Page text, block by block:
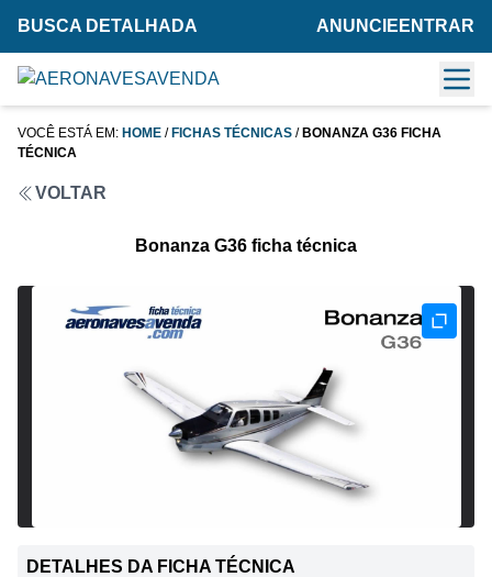
BUSCA DETALHADA ANUNCIE ENTRAR
VOCÊ ESTÁ EM: HOME / FICHAS TÉCNICAS / BONANZA G36 FICHA
TÉCNICA
VOLTAR
Bonanza G36 ficha técnica
DETALHES DA FICHA TÉCNICA